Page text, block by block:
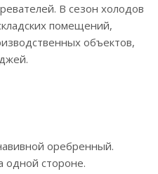
В сезон холодов
помещений,
объектов,
оребренный.
одной стороне.